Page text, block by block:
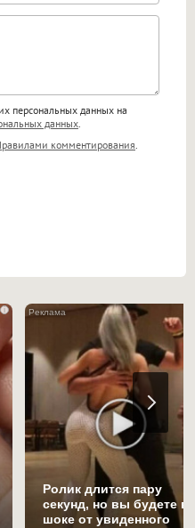
<s>, <big>,
<ul>, <ol>, <li>,
HTML,
становятся
будет
персональных данных на
данных
комментирования
i
Ролик длится пару
секунд, но вы будете в
шоке от увиденного